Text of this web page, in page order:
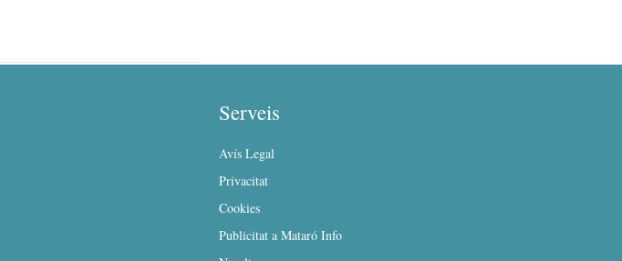
Serveis
Avís Legal
Privacitat
Cookies
Publicitat a Mataró Info